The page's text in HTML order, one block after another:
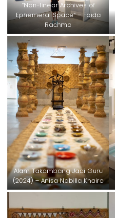
“Non-linear Archives of
Ephemeral Space” – Faida
Rachma
Alam Takambang Jadi Guru
(2024) – Anisa Nabilla Khairo